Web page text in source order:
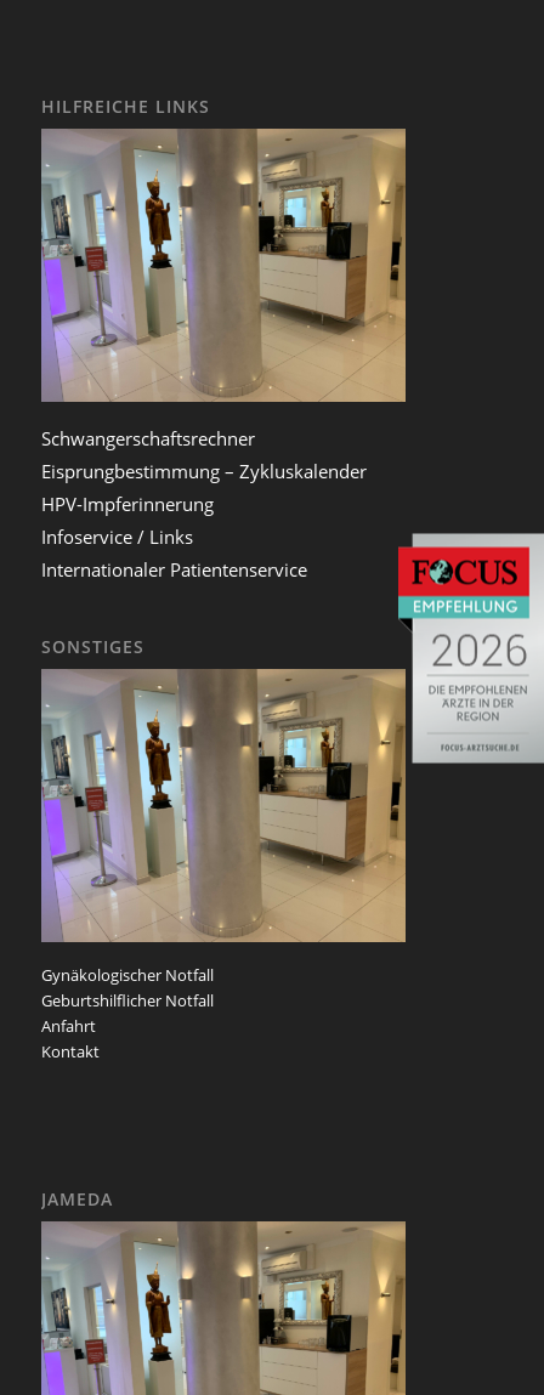
HILFREICHE LINKS
Schwangerschaftsrechner
Eisprungbestimmung – Zykluskalender
HPV-Impferinnerung
Infoservice / Links
Internationaler Patientenservice
SONSTIGES
Gynäkologischer Notfall
Geburtshilflicher Notfall
Anfahrt
Kontakt
JAMEDA